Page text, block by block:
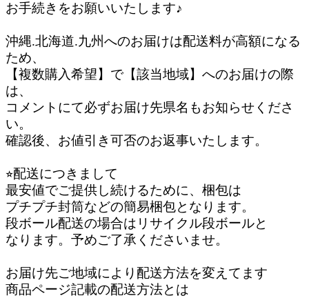
お手続きをお願いいたします♪
沖縄.北海道.九州へのお届けは配送料が高額になる
ため、
【複数購入希望】で【該当地域】へのお届けの際
は、
コメントにて必ずお届け先県名もお知らせくださ
い。
確認後、お値引き可否のお返事いたします。
⭐︎配送につきまして
最安値でご提供し続けるために、梱包は
プチプチ封筒などの簡易梱包となります。
段ボール配送の場合はリサイクル段ボールと
なります。予めご了承くださいませ。
お届け先ご地域により配送方法を変えてます
商品ページ記載の配送方法とは